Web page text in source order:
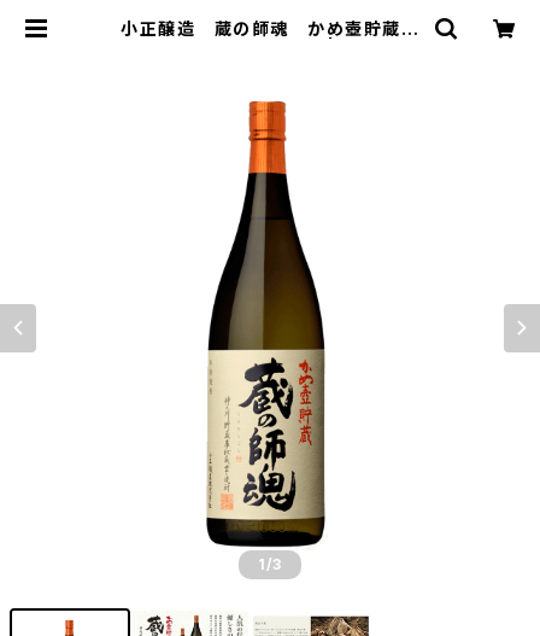
小正醸造 蔵の師魂 かめ壺貯蔵
1 /3